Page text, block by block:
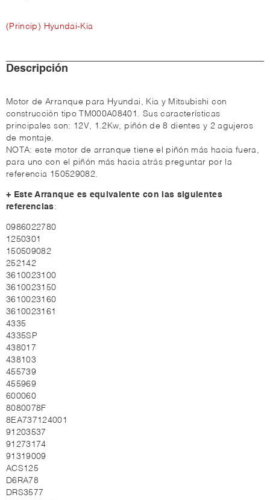
(Princip) Hyundai-Kia
Descripción
Motor de Arranque para Hyundai, Kia y Mitsubishi con
construcción tipo TM000A08401. Sus características
principales son: 12V, 1.2Kw, piñón de 8 dientes y 2 agujeros
de montaje.
NOTA: este motor de arranque tiene el piñón más hacia fuera,
para uno con el piñón más hacia atrás preguntar por la
referencia 150529082.
+ Este Arranque es equivalente con las siguientes
referencias:
0986022780
1250301
150509082
252142
3610023100
3610023150
3610023160
3610023161
4335
4335SP
438017
438103
455739
455969
600060
8080078F
8EA737124001
91203537
91273174
91319009
ACS125
D6RA78
DRS3577